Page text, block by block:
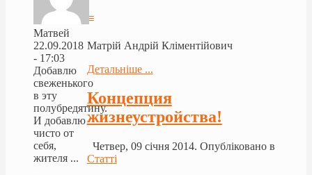
≡
Матрій Андрій Кліментійович
Детальніше ...
Концепция
жизнеустройства!
Четвер, 09 січня 2014. Опубліковано в
Статті
Матвей
22.09.2018
- 17:03
Добавлю
свеженького
в эту
полубредятину.
И добавлю
чисто от
себя,
жителя ...